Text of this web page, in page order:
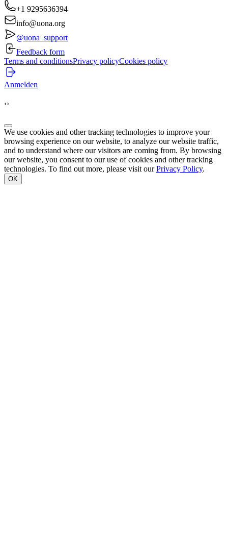
+1 9295636394
info@uona.org
@uona_support
Feedback form
Terms and conditionsPrivacy policyCookies policy
Anmelden
‹›
We use cookies and other tracking technologies to improve your
browsing experience on our website, to analyze our website traffic,
and to understand where our visitors are coming from. By browsing
our website, you consent to our use of cookies and other tracking
technologies. To find out more, please visit ourPrivacy Policy.
OK